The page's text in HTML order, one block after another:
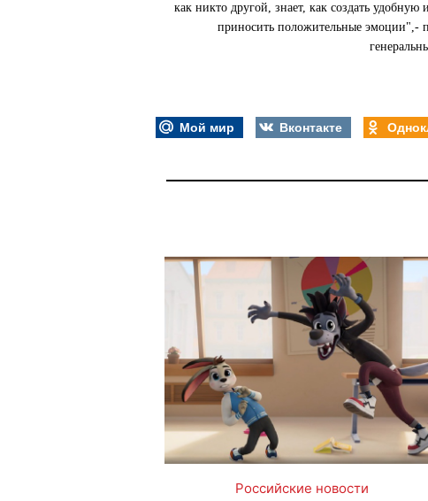
как никто другой, знает, как создать
приносить положительные эмоции",-
Мой мир Вконтакте
Российские новости